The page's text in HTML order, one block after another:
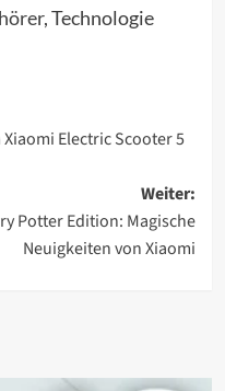
, Technologie
Electric Scooter 5
Weiter:
Potter Edition: Magische
Neuigkeiten von Xiaomi